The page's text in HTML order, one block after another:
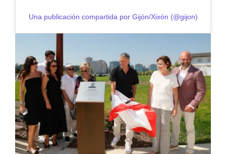
Una publicación compartida por Gijón/Xixón (@gijon)